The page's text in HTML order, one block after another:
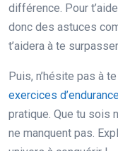
différence. Pour
donc des astuces
t’aidera à te
Puis, n’hésite pas à
exercices
pratique. Que tu sois
ne manquent pas.